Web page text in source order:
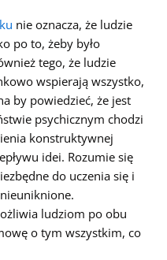
nie oznacza, że ludzie
po to, żeby było
tego, że ludzie
wspierają wszystko,
by powiedzieć, że jest
psychicznym chodzi
konstruktywnej
idei. Rozumie się
do uczenia się i
ludziom po obu
o tym wszystkim, co